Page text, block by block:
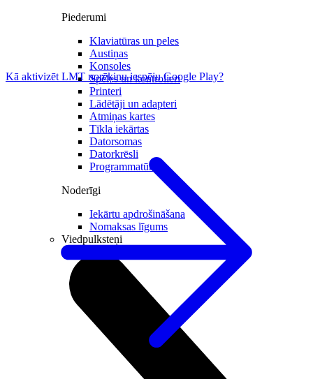
Piederumi
Klaviatūras un peles
Austiņas
Konsoles
Spēles un kontrolieri
Printeri
Lādētāji un adapteri
Atmiņas kartes
Tīkla iekārtas
Datorsomas
Datorkrēsli
Programmatūra
Noderīgi
Iekārtu apdrošināšana
Nomaksas līgums
Viedpulksteņi
Kā aktivizēt LMT norēķinu iespēju Google Play?